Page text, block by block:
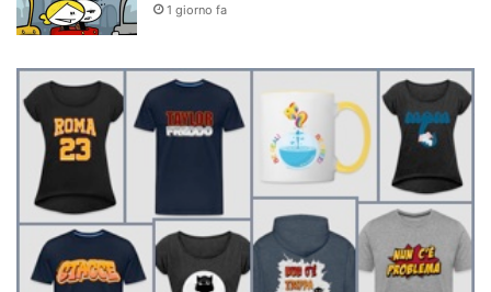
1 giorno fa